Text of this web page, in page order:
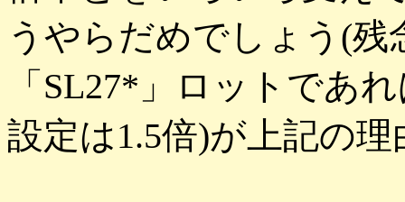
うやらだめでしょう(残
「SL27*」ロットであ
設定は1.5倍)が上記の